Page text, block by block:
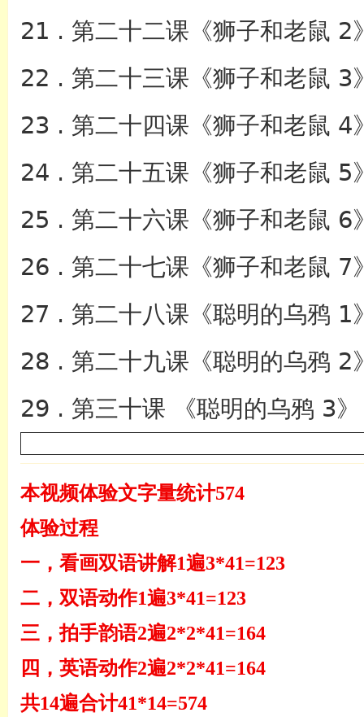
21 . 第二十二课《狮子和老鼠 2
22 . 第二十三课《狮子和老鼠 3
23 . 第二十四课《狮子和老鼠 4
24 . 第二十五课《狮子和老鼠 5
25 . 第二十六课《狮子和老鼠 6
26 . 第二十七课《狮子和老鼠 7
27 . 第二十八课《聪明的乌鸦 1
28 . 第二十九课《聪明的乌鸦 2
29 . 第三十课 《聪明的乌鸦 3》
本视频体验文字量统计574
体验过程
一，看画双语讲解1遍3*41=123
二，双语动作1遍3*41=123
三，拍手韵语2遍2*2*41=164
四，英语动作2遍2*2*41=164
共14遍合计41*14=574